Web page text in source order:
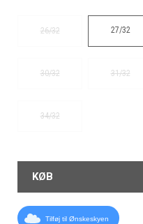
26/32 27/32
30/32 31/32
34/32
KØB
Tilføj til Ønskeskyen